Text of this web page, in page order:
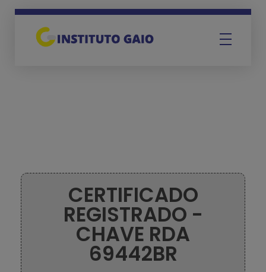
CERTIFICADO
REGISTRADO -
CHAVE RDA
69442BR